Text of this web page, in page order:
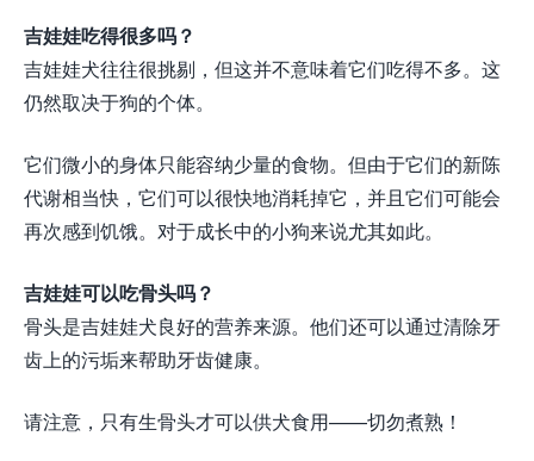
吉娃娃吃得很多吗？
吉娃娃犬往往很挑剔，但这并不意味着它们吃得不多。这
仍然取决于狗的个体。
它们微小的身体只能容纳少量的食物。但由于它们的新陈
代谢相当快，它们可以很快地消耗掉它，并且它们可能会
再次感到饥饿。对于成长中的小狗来说尤其如此。
吉娃娃可以吃骨头吗？
骨头是吉娃娃犬良好的营养来源。他们还可以通过清除牙
齿上的污垢来帮助牙齿健康。
请注意，只有生骨头才可以供犬食用——切勿煮熟！